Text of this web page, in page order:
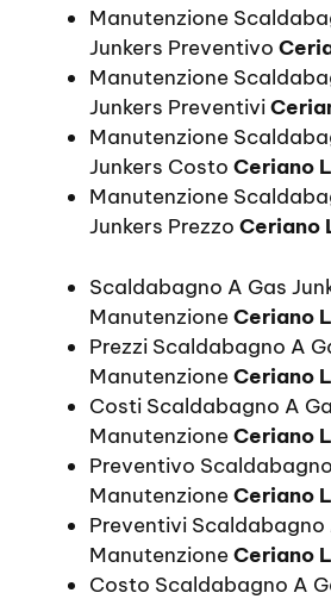
Manutenzione
Junkers Preventivo
Manutenzione
Junkers Preventivi
Manutenzione
Junkers Costo Ceriano
Manutenzione
Junkers Prezzo Ceriano
Scaldabagno A Gas
ManutenzioneCeriano
Prezzi Scaldabagno A
ManutenzioneCeriano
Costi Scaldabagno A
ManutenzioneCeriano
Preventivo
ManutenzioneCeriano
Preventivi Scaldabagno
ManutenzioneCeriano
Costo Scaldabagno A